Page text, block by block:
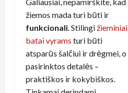
žiemos mada turi būti ir
funkcionali . Stilingižieminiai
batai vyrams turi būti
atsparūs šalčiui ir drėgmei, o
pasirinktos detalės –
praktiškos ir kokybiškos.